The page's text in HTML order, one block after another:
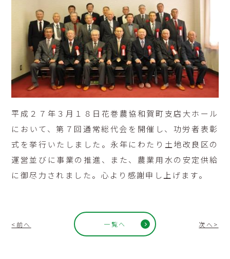
平成２７年３月１８日花巻農協和賀町支店大ホール
において、第７回通常総代会を開催し、功労者表彰
式を挙行いたしました。永年にわたり土地改良区の
運営並びに事業の推進、また、農業用水の安定供給
に御尽力されました。心より感謝申し上げます。
<前へ 一覧へ 次へ>